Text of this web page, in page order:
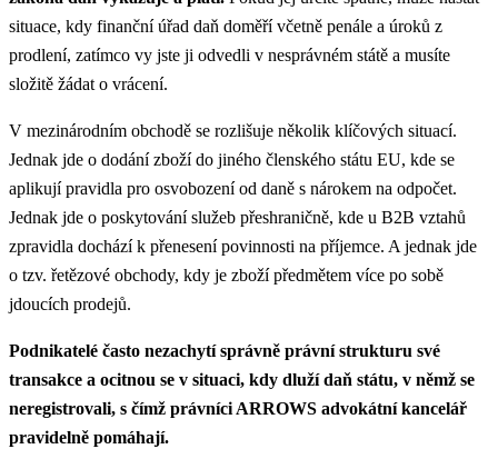
situace, kdy finanční úřad daň doměří včetně penále a úroků z
prodlení, zatímco vy jste ji odvedli v nesprávném státě a musíte
složitě žádat o vrácení.
V mezinárodním obchodě se rozlišuje několik klíčových situací.
Jednak jde o dodání zboží do jiného členského státu EU, kde se
aplikují pravidla pro osvobození od daně s nárokem na odpočet.
Jednak jde o poskytování služeb přeshraničně, kde u B2B vztahů
zpravidla dochází k přenesení povinnosti na příjemce. A jednak jde
o tzv. řetězové obchody, kdy je zboží předmětem více po sobě
jdoucích prodejů.
Podnikatelé často nezachytí správně právní strukturu své
transakce a ocitnou se v situaci, kdy dluží daň státu, v němž se
neregistrovali, s čímž právníci ARROWS advokátní kancelář
pravidelně pomáhají.